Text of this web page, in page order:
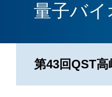
量子バイ
第43回QST高